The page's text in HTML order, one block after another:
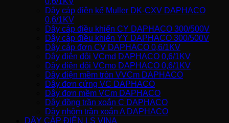
Dây cáp điện kế Muller DK-CXV DAPHACO
0,6/1KV
Dây cáp điều khiển CY DAPHACO 300/500V
Dây cáp điều khiển YY DAPHACO 300/500V
Dây cáp đơn CV DAPHACO 0,6/1KV
Dây điện đôi VCmd DAPHACO 0,6/1KV
Dây điện đôi VCmo DAPHACO 0,6/1KV
Dây điện mềm tròn VVCm DAPHACO
Dây đơn cứng VC DAPHACO
Dây đơn mềm VCm DAPHACO
Dây đồng trần xoắn C DAPHACO
Dây nhôm trần xoắn A DAPHACO
DÂY CÁP ĐIỆN LS VINA